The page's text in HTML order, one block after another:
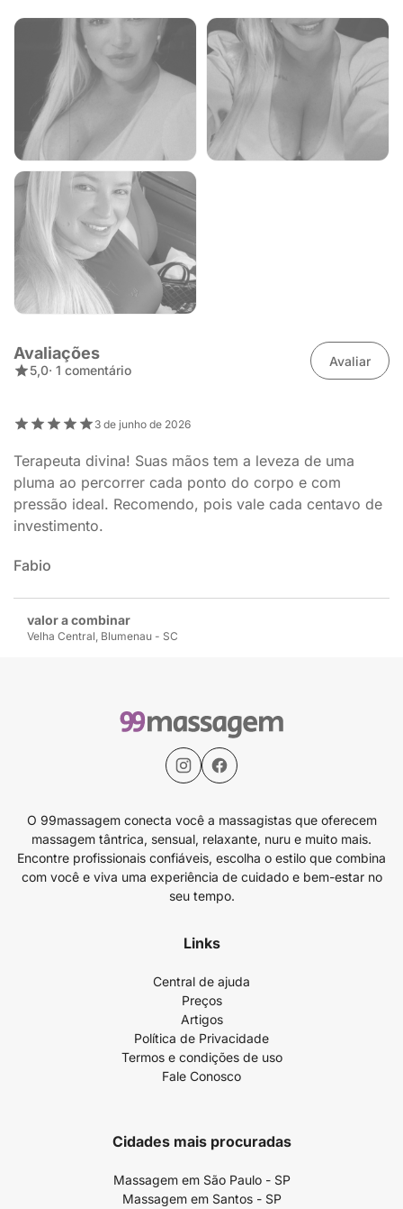
valor a combinar
Velha Central, Blumenau - SC
Avaliações
5,0· 1 comentário
Avaliar
3 de junho de 2026
Terapeuta divina! Suas mãos tem a leveza de uma
pluma ao percorrer cada ponto do corpo e com
pressão ideal. Recomendo, pois vale cada centavo de
investimento.
Fabio
O 99massagem conecta você a massagistas que oferecem
massagem tântrica, sensual, relaxante, nuru e muito mais.
Encontre profissionais confiáveis, escolha o estilo que combina
com você e viva uma experiência de cuidado e bem-estar no
seu tempo.
Links
Central de ajuda
Preços
Artigos
Política de Privacidade
Termos e condições de uso
Fale Conosco
Cidades mais procuradas
Massagem em São Paulo - SP
Massagem em Santos - SP